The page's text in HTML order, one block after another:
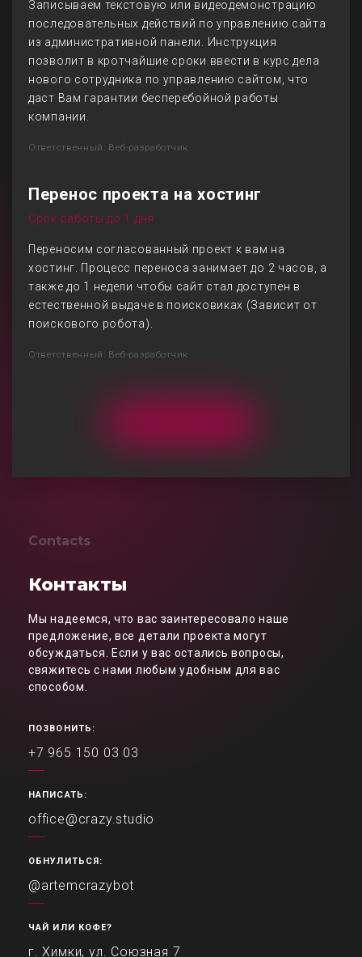
Записываем текстовую или видеодемонстрацию
последовательных действий по управлению сайта
из административной панели. Инструкция
позволит в кротчайшие сроки ввести в курс дела
нового сотрудника по управлению сайтом, что
даст Вам гарантии бесперебойной работы
компании.
Ответственный: Веб-разработчик
Перенос проекта на хостинг
Срок работы до 1 дня
Переносим согласованный проект к вам на
хостинг. Процесс переноса занимает до 2 часов, а
также до 1 недели чтобы сайт стал доступен в
естественной выдаче в поисковиках (Зависит от
поискового робота).
Ответственный: Веб-разработчик
Contacts
Контакты
Мы надеемся, что вас заинтересовало наше
предложение, все детали проекта могут
обсуждаться. Если у вас остались вопросы,
свяжитесь с нами любым удобным для вас
способом.
ПОЗВОНИТЬ:
+7 965 150 03 03
НАПИСАТЬ:
office@crazy.studio
ОБНУЛИТЬСЯ:
@artemcrazybot
ЧАЙ ИЛИ КОФЕ?
г. Химки, ул. Союзная 7